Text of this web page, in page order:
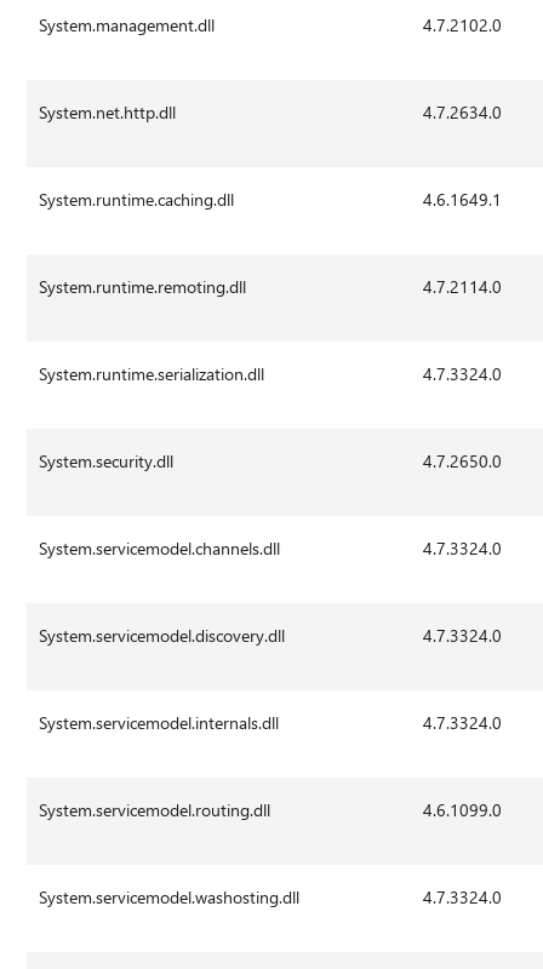
System.management.dll 4.7.2102.0
System.net.http.dll 4.7.2634.0
System.runtime.caching.dll 4.6.1649.1
System.runtime.remoting.dll 4.7.2114.0
System.runtime.serialization.dll 4.7.3324.0
System.security.dll 4.7.2650.0
System.servicemodel.channels.dll 4.7.3324.0
System.servicemodel.discovery.dll 4.7.3324.0
System.servicemodel.internals.dll 4.7.3324.0
System.servicemodel.routing.dll 4.6.1099.0
System.servicemodel.washosting.dll 4.7.3324.0